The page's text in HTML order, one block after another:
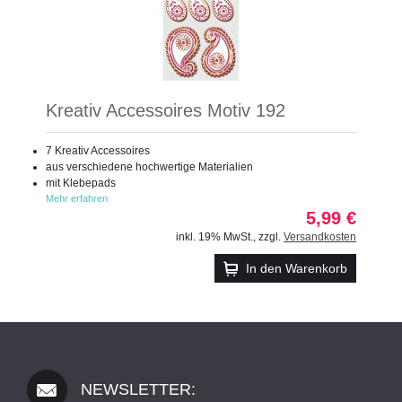
Kreativ Accessoires Motiv 192
7 Kreativ Accessoires
aus verschiedene hochwertige Materialien
mit Klebepads
Mehr erfahren
5,99 €
inkl. 19% MwSt. zzgl. Versandkosten
In den Warenkorb
NEWSLETTER: